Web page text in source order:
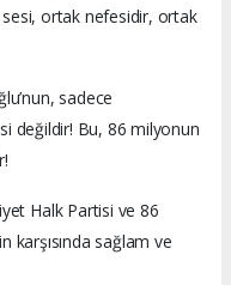
ortak nefesidir, ortak
sadece
değildir! Bu, 86 milyonun
Halk Partisi ve 86
sağlam ve